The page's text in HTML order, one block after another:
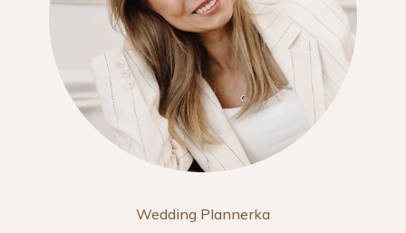
Wedding Plannerka